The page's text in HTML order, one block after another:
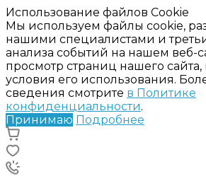
Использование файлов Cookie
Мы используем файлы cookie,
нашими специалистами и
анализа событий на нашем веб-
просмотр страниц нашего
условия его использования.
сведения смотрите в Политике
конфиденциальности.
Принимаю Подробнее